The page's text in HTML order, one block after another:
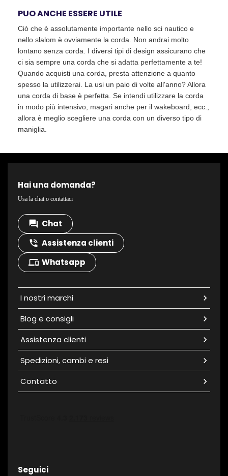
PUO ANCHE ESSERE UTILE
Ciò che è assolutamente importante nello sci nautico e
nello slalom è ovviamente la corda. Non andrai molto
lontano senza corda. I diversi tipi di design assicurano che
ci sia sempre una corda che si adatta perfettamente a te!
Quando acquisti una corda, presta attenzione a quanto
spesso la utilizzerai. La usi un paio di volte all'anno? Allora
una corda di base è perfetta. Se intendi utilizzare la corda
in modo più intensivo, magari anche per il wakeboard, ecc.,
allora è meglio scegliere una corda con un diverso tipo di
maniglia.
Hai una domanda?
Usa la chat o contattaci
question_answer Chat
phone_in_talk Assistenza clienti
devices Whatsapp
I nostri marchi chevron_right
Blog e consigli chevron_right
Assistenza clienti chevron_right
Spedizioni, cambi e resi chevron_right
Contatto chevron_right
Seguici